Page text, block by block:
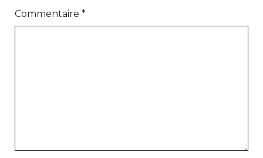
Commentaire *